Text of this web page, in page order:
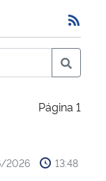
Página 1
2026 13:48